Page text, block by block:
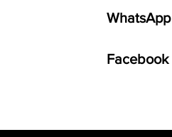
WhatsApp
Facebook